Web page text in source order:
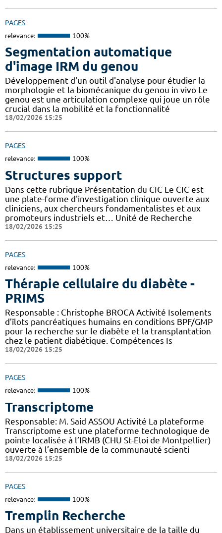
PAGES
relevance: 100%
Segmentation automatique
d'image IRM du genou
Développement d'un outil d'analyse pour étudier la
morphologie et la biomécanique du genou in vivo Le
genou est une articulation complexe qui joue un rôle
crucial dans la mobilité et la fonctionnalité
18/02/2026 15:25
PAGES
relevance: 100%
Structures support
Dans cette rubrique Présentation du CIC Le CIC est
une plate-forme d'investigation clinique ouverte aux
cliniciens, aux chercheurs fondamentalistes et aux
promoteurs industriels et… Unité de Recherche
18/02/2026 15:25
PAGES
relevance: 100%
Thérapie cellulaire du diabète -
PRIMS
Responsable : Christophe BROCA Activité Isolements
d’îlots pancréatiques humains en conditions BPF/GMP
pour la recherche sur le diabète et la transplantation
chez le patient diabétique. Compétences Is
18/02/2026 15:25
PAGES
relevance: 100%
Transcriptome
Responsable: M. Said ASSOU Activité La plateforme
Transcriptome est une plateforme technologique de
pointe localisée à l’IRMB (CHU St-Eloi de Montpellier)
ouverte à l’ensemble de la communauté scienti
18/02/2026 15:25
PAGES
relevance: 100%
Tremplin Recherche
Dans un établissement universitaire de la taille du